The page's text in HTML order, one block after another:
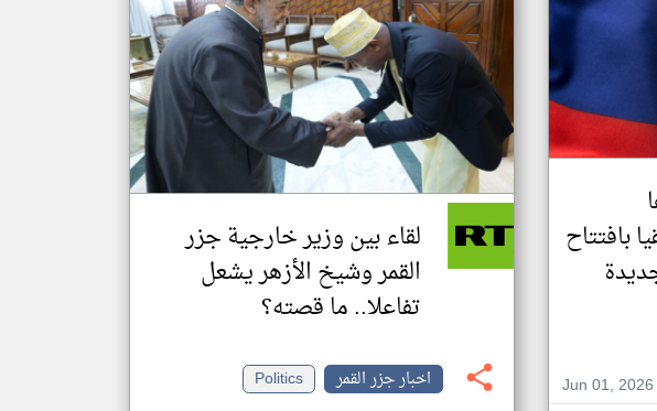
بافتتاح
Jun 01, 2026
لقاء بين وزير خارجية جزر
القمر وشيخ الأزهر يشعل
تفاعلا.. ما قصته؟
اخبار جزر القمر
Politics